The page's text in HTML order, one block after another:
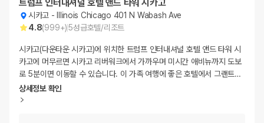
트럼프 인터내셔널 호텔 앤드 타워 시카고
시카고 -
Illinois Chicago 401 N Wabash Ave
4.8(999+)5성급호텔/리조트
시카고(다운타운 시카고)에 위치한 트럼프 인터내셔널 호텔 앤드 타워 시
카고에 머무르면 시카고 리버워크에서 가까우며 미시간 애비뉴까지 도보
로 5분이면 이동할 수 있습니다. 이 가족 여행에 좋은 호텔에서 그랜트…
상세정보 확인